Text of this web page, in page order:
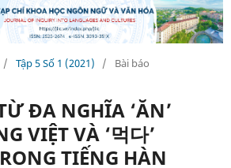
/ Tập 5 Số 1 (2021) / Bài báo
ĐA NGHĨA ‘ĂN’
VIỆT VÀ ‘먹다’
TIẾNG HÀN